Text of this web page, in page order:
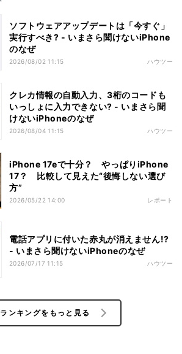
ソフトウェアアップデートは「今すぐ」
実行すべき? - いまさら聞けないiPhone
のなぜ
2026/08/02 11:15 ハウツー
クレカ情報の自動入力、3桁のコードも
いっしょに入力できない? - いまさら聞
けないiPhoneのなぜ
2026/08/04 11:15 ハウツー
iPhone 17eで十分？ やっぱりiPhone
17？ 比較して見えた“後悔しない選び
方”
2026/05/22 14:00 レポート
電話アプリに付いた赤丸が消えません!?
- いまさら聞けないiPhoneのなぜ
2026/07/17 11:15 ハウツー
ランキングをもっと見る